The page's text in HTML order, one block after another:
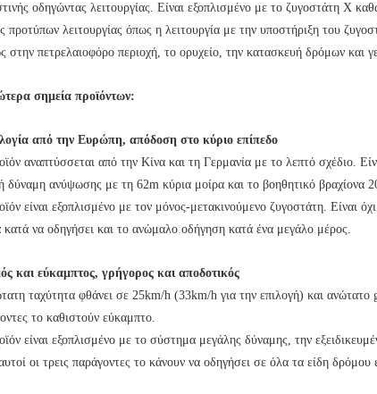
οδηγώντας λειτουργίας. Είναι εξοπλισμένο με το ζυγοστάτη Χ
προτύπων λειτουργίας όπως η λειτουργία με την υποστήριξη του
στην πετρελαιοφόρο περιοχή, το ορυχείο, την κατασκευή δρόμων και
σημεία προϊόντων:
από την Ευρώπη, απόδοση στο κύριο επίπεδο
αναπτύσσεται από την Κίνα και τη Γερμανία με το λεπτό σχέδιο.
δύναμη ανύψωσης με τη 62m κύρια μοίρα και το βοηθητικό βραχίονα
είναι εξοπλισμένο με τον μόνος-μετακινούμενο ζυγοστάτη. Είναι
κατά να οδηγήσει και το ανώμαλο οδήγηση κατά ένα μεγάλο μέρος.
και εύκαμπτος, γρήγορος και αποδοτικός
ταχύτητα φθάνει σε 25km/h (33km/h για την επιλογή) και ανώτατο
το καθιστούν εύκαμπτο.
είναι εξοπλισμένο με το σύστημα μεγάλης δύναμης, την
οι τρεις παράγοντες το κάνουν να οδηγήσει σε όλα τα είδη δρόμου